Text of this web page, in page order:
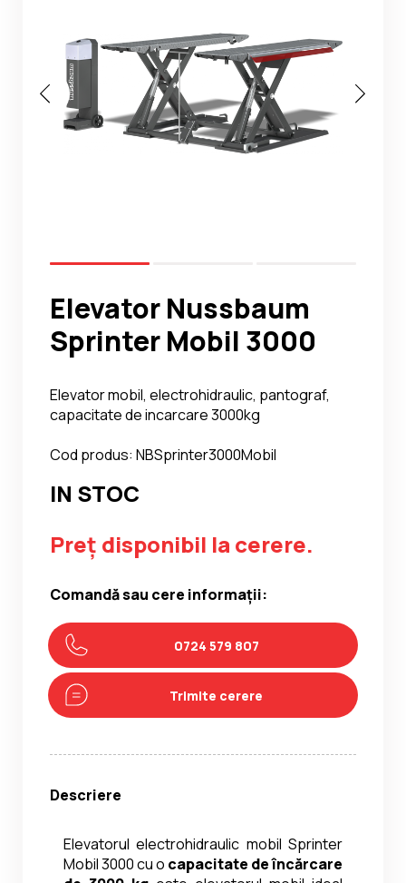
Ghidul Echipamentelor
Contact
Elevator Nussbaum
Sprinter Mobil 3000
Elevator mobil, electrohidraulic, pantograf,
capacitate de incarcare 3000kg
Cod produs: NBSprinter3000Mobil
IN STOC
Preț disponibil la cerere.
Comandă sau cere informații:
0724 579 807
Trimite cerere
Descriere
Elevatorul electrohidraulic mobil Sprinter
Mobil 3000 cu o capacitate de încărcare